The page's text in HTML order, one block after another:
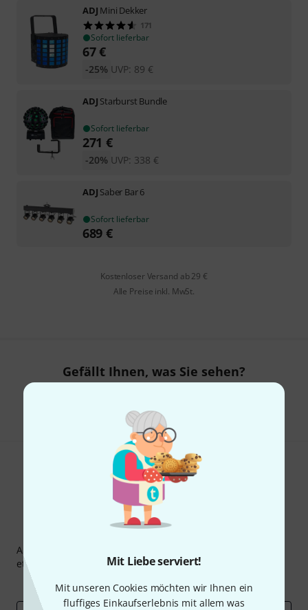
Mit Liebe serviert!
Mit unseren Cookies möchten wir Ihnen ein
fluffiges Einkaufserlebnis mit allem was
ADJ Mini Dekker
171
Sofort lieferbar
67€
UVP: 89 €
-25%
ADJ Starburst Bundle
Sofort lieferbar
271 €
UVP: 338 €
-20%
ADJ Saber Bar 6
Sofort lieferbar
689 €
Kostenloser Versand ab 29 €
Alle Preise inkl. MwSt.
Gefällt Ihnen, was Sie sehen?
Thomann Newsletter
Abonniere den Thomann Newsletter und gewinne mit
etwas Glück einen von50 Gutscheinenüber jeweils
Inspirierende Beiträge
Deals Thomann Insights